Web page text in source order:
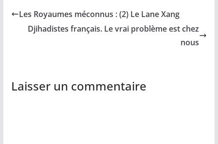
Les Royaumes méconnus : (2) Le Lane Xang
Djihadistes français. Le vrai problème est chez
nous
Laisser un commentaire